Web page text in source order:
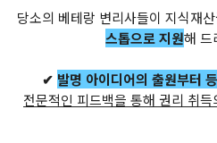
당소의 베테랑 변리사들이 지식재
스톱으로 지원해 드
✔ 발명 아이디어의 출원부터
전문적인 피드백을 통해 권리 취